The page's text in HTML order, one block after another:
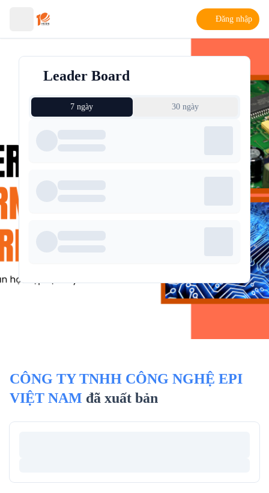
Đăng nhập
Leader Board
7 ngày 30 ngày
CÔNG TY TNHH CÔNG NGHỆ EPI
VIỆT NAM đã xuất bản